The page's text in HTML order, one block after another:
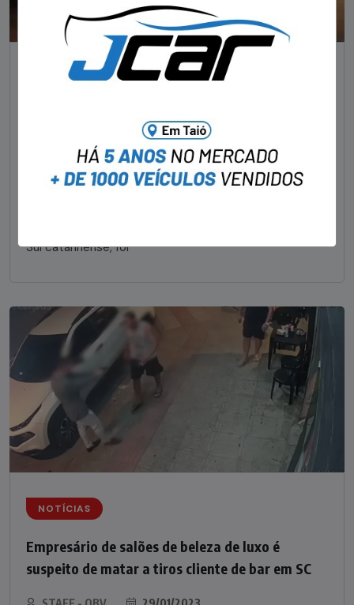
NOTÍCIAS
Foragido pela morte de delegado aposentado
em bar morre em confronto com a polícia em SC
STAFF - OBV 29/01/2023
Sul catarinense, foi
NOTÍCIAS
Empresário de salões de beleza de luxo é
suspeito de matar a tiros cliente de bar em SC